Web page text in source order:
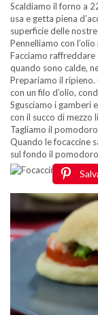
Scaldiamo il forno a
usa e getta piena
superficie delle
Pennelliamo con
Facciamo raffreddare
quando sono calde,
Prepariamo il ripieno.
con un filo d’olio,
Sgusciamo i gamberi
con il succo di mezzo
Tagliamo il
Quando le focaccine
sul fondo il